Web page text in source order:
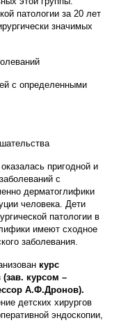
патологии за 20 лет
значимых
с определенными
пригодной и
с
дерматоглифики
человека. Дети
патологии в
имеют сходное
заболевания.
курс
(зав. курсом –
А.Ф.Дронов).
детских хирургов
эндоскопии,